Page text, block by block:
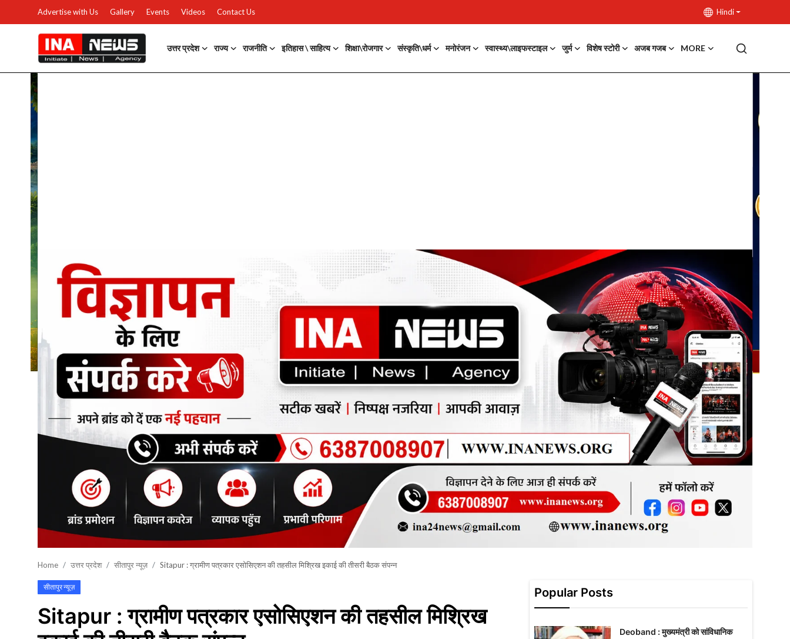
Advertise with Us Gallery Events Videos Contact Us Hindi
उत्तर प्रदेश राज्य राजनीति इतिहास \ साहित्य शिक्षा\रोजगार संस्कृति\धर्म मनोरंजन स्वास्थ्य\लाइफस्टाइल जुर्म विशेष स्टोरी अजब गजब MORE
उत्तर प्रदेश
Advertise with Us
Events
Gallery
राजनीति
Contacts
इतिहास \ साहित्य
शिक्षा\रोजगार
मनोरंजन
स्वास्थ्य\लाइफस्टाइल
अजब गजब
टेक्नोलॉजी / बिजनेस
वायरल न्यूज़
Home उत्तर प्रदेश सीतापुर न्यूज़ Sitapur : ग्रामीण पत्रकार एसोसिएशन की तहसील मिश्रिख इकाई की तीसरी बैठक संपन्न
सीतापुर न्यूज़
Sitapur : ग्रामीण पत्रकार एसोसिएशन की तहसील मिश्रिख
Popular Posts
Deoband : मुख्यमंत्री को सांविधानिक